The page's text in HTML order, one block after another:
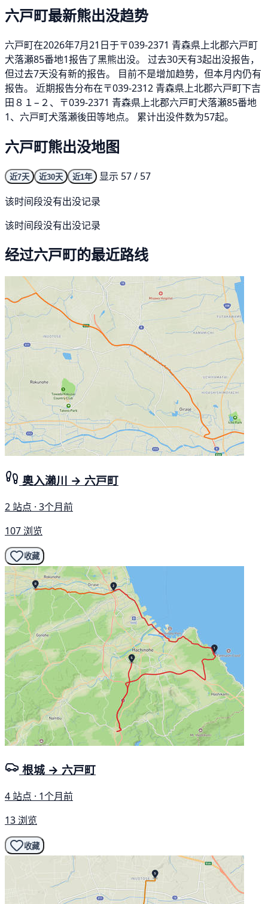
六戸町最新熊出没趋势
六戸町在2026年7月21日于〒039-2371 青森県上北郡六戸町
犬落瀬85番地1报告了黑熊出没。 过去30天有3起出没报告，
但过去7天没有新的报告。 目前不是增加趋势，但本月内仍有
报告。 近期报告分布在〒039-2312 青森県上北郡六戸町下吉
田８１−２、〒039-2371 青森県上北郡六戸町犬落瀬85番地
1、六戸町犬落瀬後田等地点。 累计出没件数为57起。
六戸町熊出没地图
近7天 近30天 近1年
显示 57 / 57
该时间段没有出没记录
该时间段没有出没记录
经过六戸町的最近路线
奧入瀨川 → 六戸町
2 站点 · 3个月前
107 浏览
收藏
根城 → 六戸町
4 站点 · 1个月前
13 浏览
收藏